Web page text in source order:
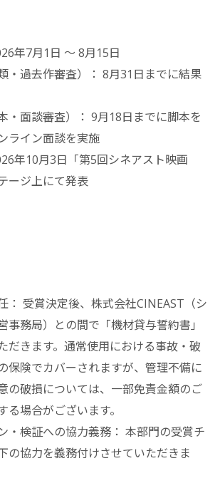
年7月1日 〜 8月15日
・過去作審査）： 8月31日までに結果
・面談審査）： 9月18日までに脚本を
ライン面談を実施
年10月3日「第5回シネアスト映画
ージ上にて発表
： 受賞決定後、株式会社CINEAST（シ
事務局）との間で「機材貸与誓約書」
だきます。通常使用における事故・破
保険でカバーされますが、管理不備に
の破損については、一部免責金額のご
る場合がございます。
・検証への協力義務： 本部門の受賞チ
の協力を義務付けさせていただきま